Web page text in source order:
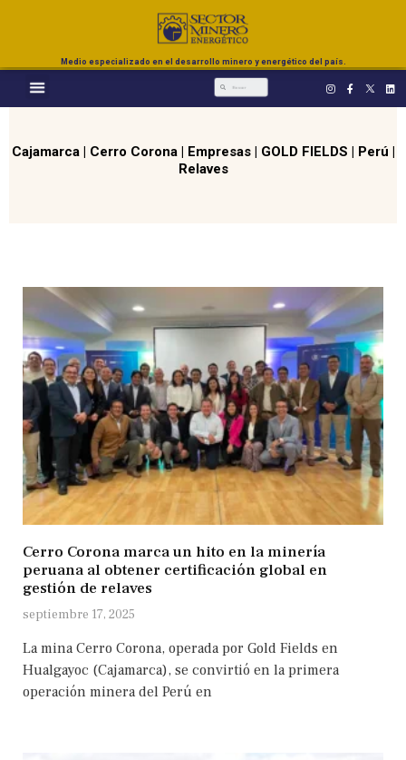
Medio especializado en el desarrollo minero y energético del país.
Cajamarca| Cerro Corona| Empresas| GOLD FIELDS | Perú |
Relaves
Cerro Corona marca un hito en la minería
peruana al obtener certificación global en
gestión de relaves
septiembre 17, 2025
La mina Cerro Corona, operada por Gold Fields en
Hualgayoc (Cajamarca), se convirtió en la primera
operación minera del Perú en